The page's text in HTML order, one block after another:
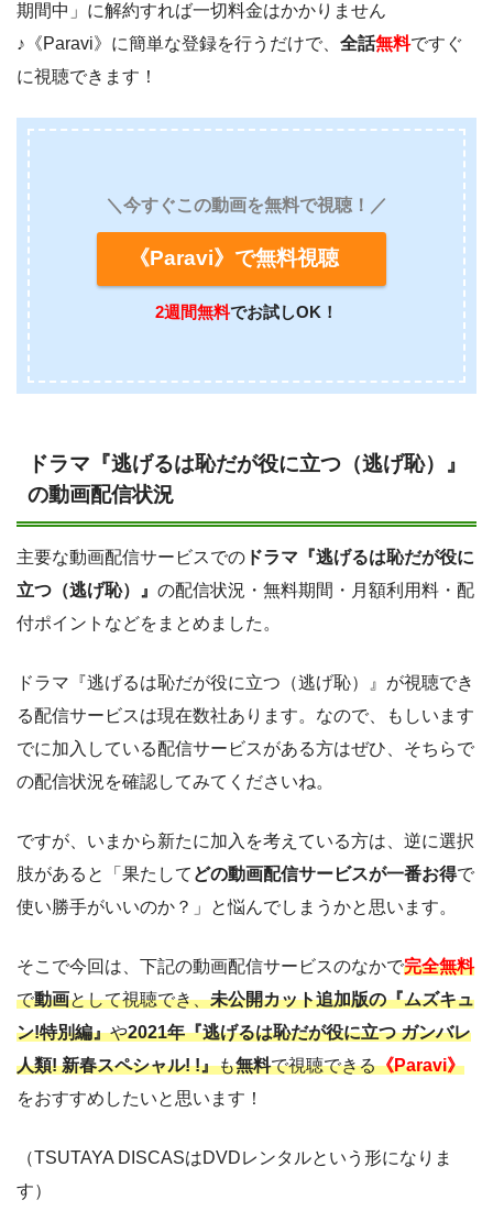
期間中」に解約すれば一切料金はかかりません
♪《Paravi》に簡単な登録を行うだけで、 全話無料ですぐ
に視聴できます！
＼今すぐこの動画を無料で視聴！／
《Paravi》で無料視聴
2週間無料でお試しOK！
ドラマ『逃げるは恥だが役に立つ（逃げ恥）』
の動画配信状況
主要な動画配信サービスでの ドラマ『逃げるは恥だが役に
立つ（逃げ恥）』 の配信状況・無料期間・月額利用料・配
付ポイントなどをまとめました。
ドラマ『逃げるは恥だが役に立つ（逃げ恥）』が視聴でき
る配信サービスは現在数社あります。なので、もしいます
でに加入している配信サービスがある方はぜひ、そちらで
の配信状況を確認してみてくださいね。
ですが、いまから新たに加入を考えている方は、逆に選択
肢があると「果たして どの動画配信サービスが一番お得で
使い勝手がいいのか？」と悩んでしまうかと思います。
そこで今回は、下記の動画配信サービスのなかで完全無料
で動画として視聴でき、未公開カット追加版の『ムズキュ
ン!特別編』や2021年『逃げるは恥だが役に立つ ガンバレ
人類! 新春スペシャル! !』も無料で視聴できる《Paravi》
をおすすめしたいと思います！
（TSUTAYA DISCASはDVDレンタルという形になりま
す）